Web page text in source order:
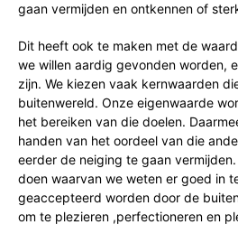
gaan vermijden en ontkennen of
Dit heeft ook te maken met de
we willen aardig gevonden worden,
zijn. We kiezen vaak kernwaarden
buitenwereld. Onze eigenwaarde
het bereiken van die doelen.
handen van het oordeel van die
eerder de neiging te gaan
doen waarvan we weten er goed in
geaccepteerd worden door de
om te plezieren ,perfectioneren en